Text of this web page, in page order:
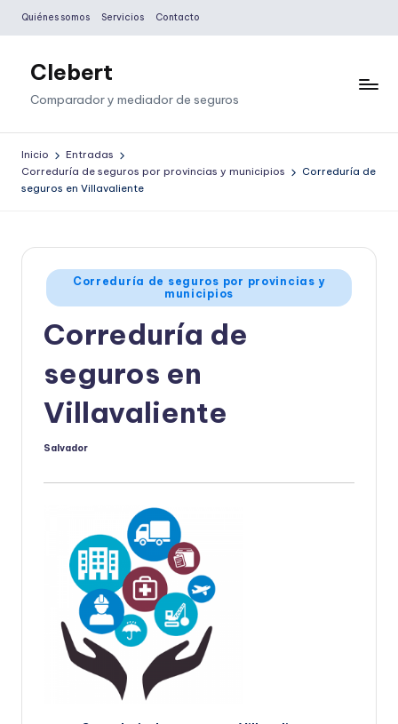
Saltar
contenido
Quiénes somos Servicios Contacto
Clebert
Comparador y mediador de seguros
Inicio
Entradas
Correduría de seguros por provincias y municipios
Correduría de
seguros en Villavaliente
Publicado
en
Correduría de seguros por provincias y
municipios
Correduría de
seguros en
Villavaliente
Publicado
Salvador